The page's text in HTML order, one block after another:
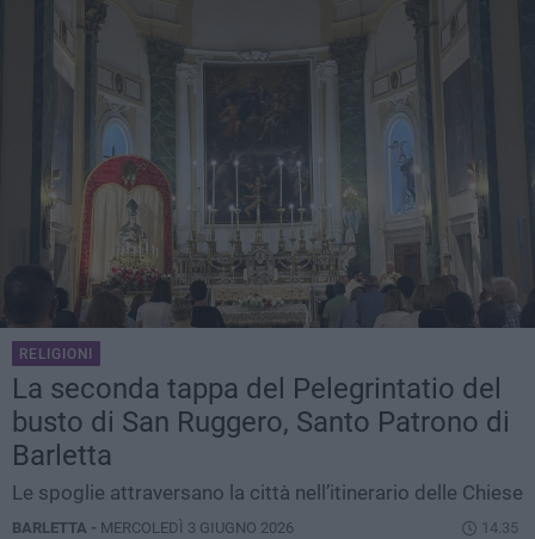
RELIGIONI
La seconda tappa del Pelegrintatio del
busto di San Ruggero, Santo Patrono di
Barletta
Le spoglie attraversano la città nell’itinerario delle Chiese
BARLETTA - MERCOLEDÌ 3 GIUGNO 2026 14.35